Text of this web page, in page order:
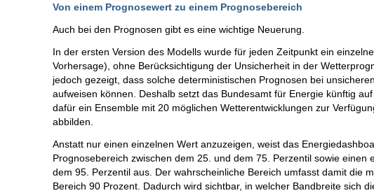
Von einem Prognosewert zu einem Prognosebereich
Auch bei den Prognosen gibt es eine wichtige Neuerung.
In der ersten Version des Modells wurde für jeden Zeitpunkt ein
Vorhersage), ohne Berücksichtigung der Unsicherheit in der
jedoch gezeigt, dass solche deterministischen Prognosen bei
aufweisen können. Deshalb setzt das Bundesamt für Energie künftig
dafür ein Ensemble mit 20 möglichen Wetterentwicklungen zur
abbilden.
Anstatt nur einen einzelnen Wert anzuzeigen, weist das
Prognosebereich zwischen dem 25. und dem 75. Perzentil sowie
dem 95. Perzentil aus. Der wahrscheinliche Bereich umfasst damit die
Bereich 90 Prozent. Dadurch wird sichtbar, in welcher Bandbreite sich